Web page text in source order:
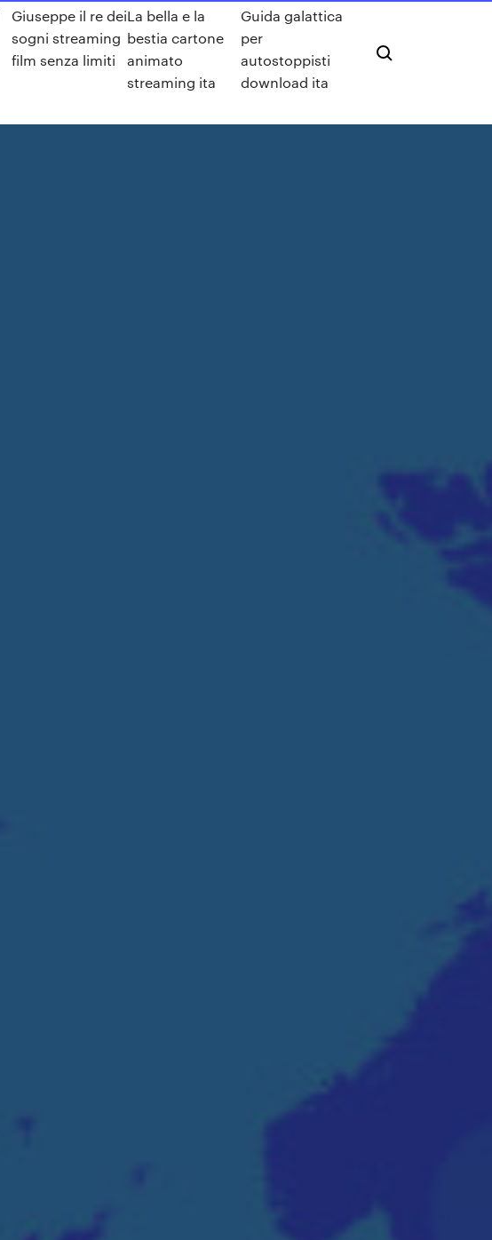
Giuseppe il re dei
sogni streaming
film senza limiti
La bella e la
bestia cartone
animato
streaming ita
Guida galattica
per
autostoppisti
download ita